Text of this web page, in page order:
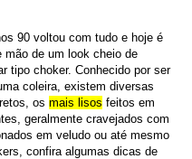
90 voltou com tudo e hoje é
mão de um look cheio de
tipo choker. Conhecido por ser
coleira, existem diversas
os mais lisos feitos em
geralmente cravejados com
em veludo ou até mesmo
confira algumas dicas de